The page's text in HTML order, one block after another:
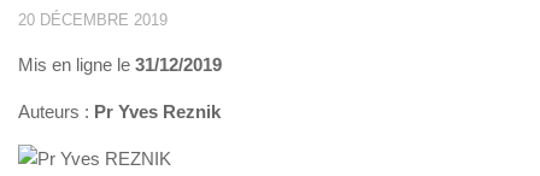
20 DÉCEMBRE 2019
Mis en ligne le 31/12/2019
Auteurs : Pr Yves Reznik